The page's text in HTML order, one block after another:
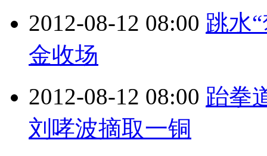
2012-08-12 08:00 跳水
金收场
2012-08-12 08:00 跆拳
刘哮波摘取一铜